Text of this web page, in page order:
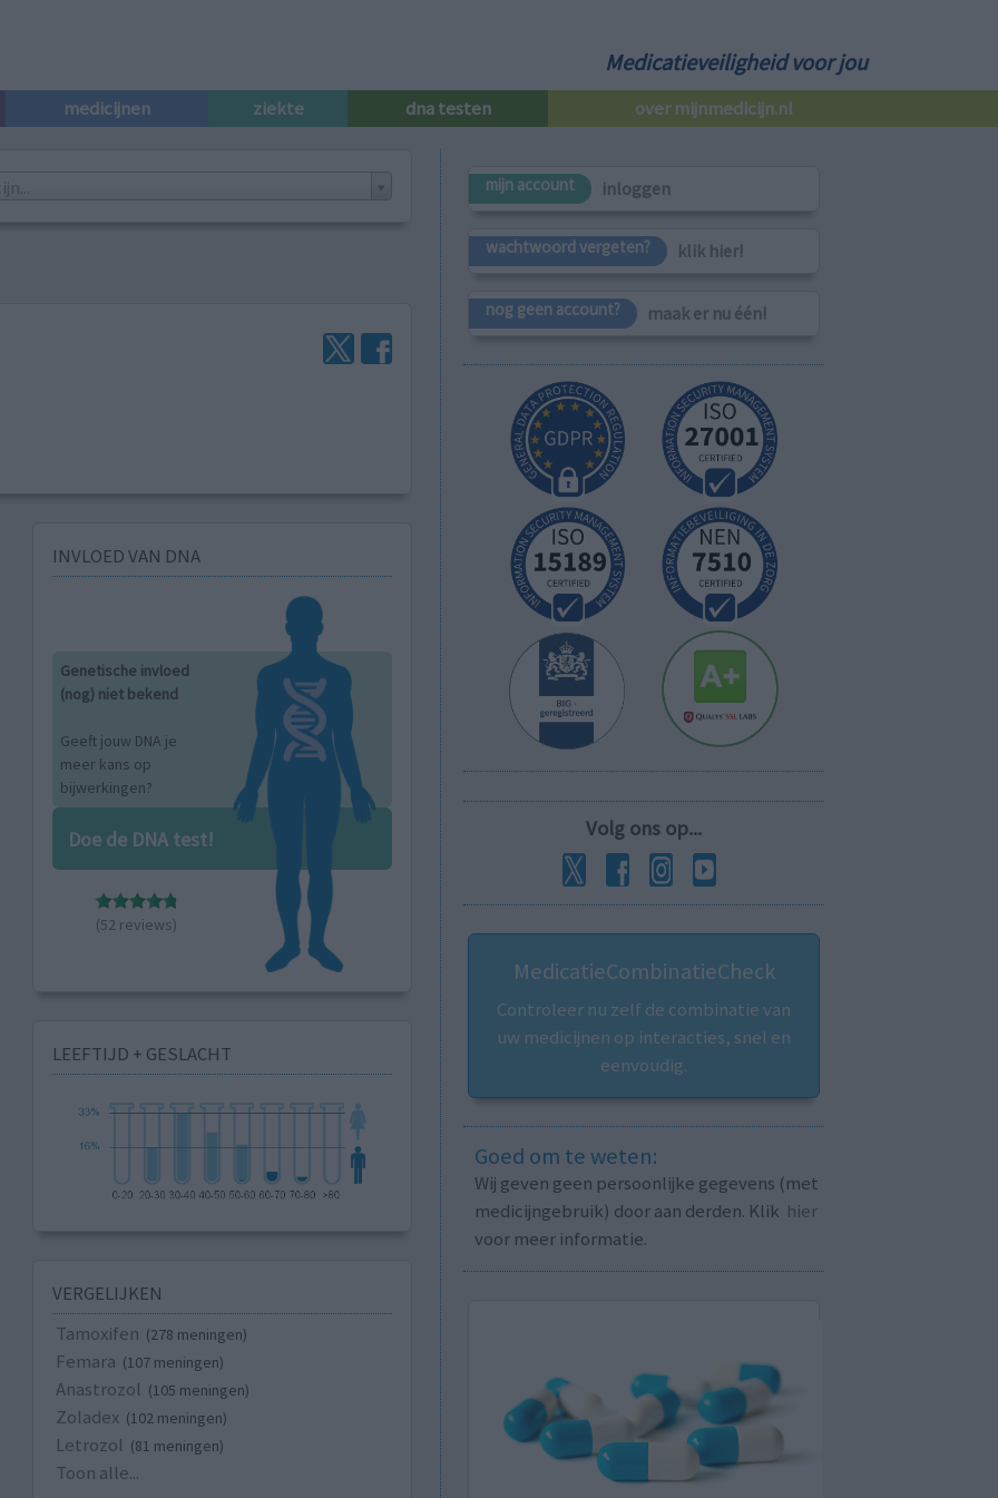
Medicatieveiligheid voor jou
medicijnen ziekte dna testen over mijnmedicijn.nl
INVLOED VAN DNA
Genetische invloed
(nog) niet bekend
Geeft jouw DNA je
meer kans op
bijwerkingen?
Doe de DNA test!
(52 reviews)
LEEFTIJD + GESLACHT
VERGELIJKEN
Tamoxifen (278 meningen)
Femara (107 meningen)
Anastrozol (105 meningen)
Zoladex (102 meningen)
Letrozol (81 meningen)
Toon alle...
mijn account inloggen
wachtwoord vergeten? klik hier!
nog geen account? maak er nu één!
Volg ons op...
MedicatieCombinatieCheck
Controleer nu zelf de combinatie van
uw medicijnen op interacties, snel en
eenvoudig.
Goed om te weten:
Wij geven geen persoonlijke gegevens (met
medicijngebruik) door aan derden. Klik hier
voor meer informatie.